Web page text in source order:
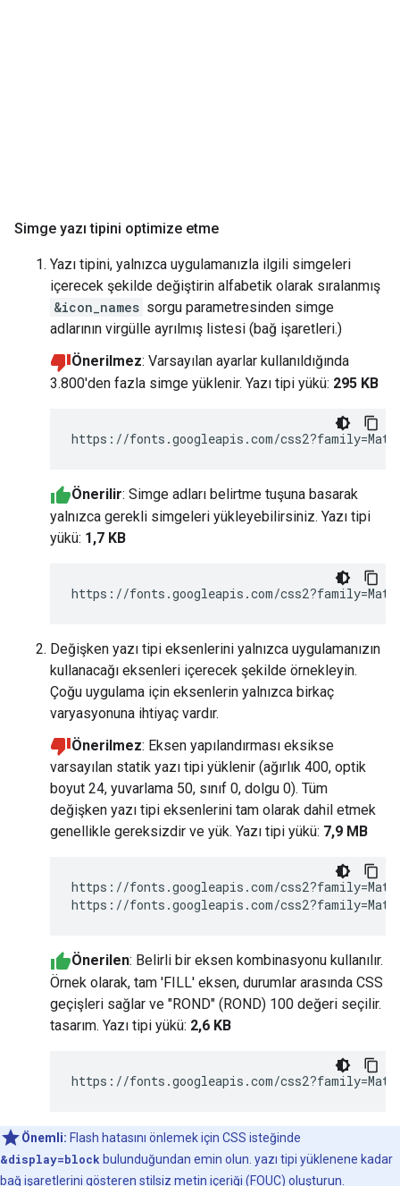
Simge yazı tipini optimize etme
Yazı tipini, yalnızca uygulamanızla ilgili simgeleri
içerecek şekilde değiştirin alfabetik olarak sıralanmış
&icon_names sorgu parametresinden simge
adlarının virgülle ayrılmış listesi (bağ işaretleri.)
Önerilmez: Varsayılan ayarlar kullanıldığında
3.800'den fazla simge yüklenir. Yazı tipi yükü: 295 KB
Önerilir: Simge adları belirtme tuşuna basarak
yalnızca gerekli simgeleri yükleyebilirsiniz. Yazı tipi
yükü: 1,7 KB
https://fonts.googleapis.com/
Değişken yazı tipi eksenlerini yalnızca uygulamanızın
kullanacağı eksenleri içerecek şekilde örnekleyin.
Çoğu uygulama için eksenlerin yalnızca birkaç
varyasyonuna ihtiyaç vardır.
Önerilmez: Eksen yapılandırması eksikse
varsayılan statik yazı tipi yüklenir (ağırlık 400, optik
boyut 24, yuvarlama 50, sınıf 0, dolgu 0). Tüm
değişken yazı tipi eksenlerini tam olarak dahil etmek
genellikle gereksizdir ve yük. Yazı tipi yükü: 7,9 MB
https://fonts.googleapis.com/
Önerilen: Belirli bir eksen kombinasyonu kullanılır.
Örnek olarak, tam 'FILL' eksen, durumlar arasında CSS
geçişleri sağlar ve "ROND" (ROND) 100 değeri seçilir.
tasarım. Yazı tipi yükü: 2,6 KB
https://fonts.googleapis.com/
Önemli: Flash hatasını önlemek için CSS isteğinde
&display=block bulunduğundan emin olun. yazı tipi yüklenene kadar
bağ işaretlerini gösteren stilsiz metin içeriği (FOUC) oluşturun.